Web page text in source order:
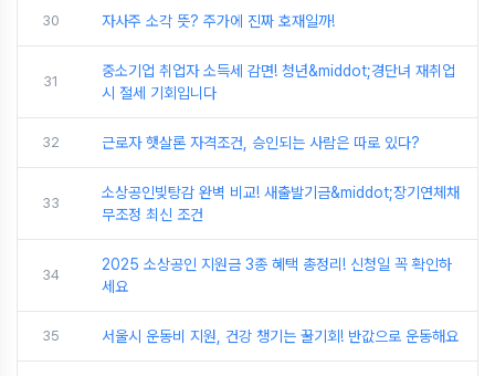
30 자사주 소각 뜻? 주가에 진짜 호재일까!
31
중소기업 취업자 소득세 감면! 청년&middot;경단녀 재취업
시 절세 기회입니다
32 근로자 햇살론 자격조건, 승인되는 사람은 따로 있다?
33
소상공인빚탕감 완벽 비교! 새출발기금&middot;장기연체채
무조정 최신 조건
34
2025 소상공인 지원금 3종 혜택 총정리! 신청일 꼭 확인하
세요
35 서울시 운동비 지원, 건강 챙기는 꿀기회! 반값으로 운동해요